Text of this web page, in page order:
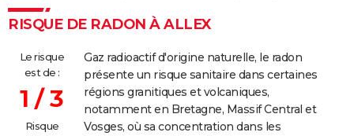
RISQUE DE RADON À ALLEX
Le risque
est de :
1 / 3
Risque
Gaz radioactif d'origine naturelle, le radon
présente un risque sanitaire dans certaines
régions granitiques et volcaniques,
notamment en Bretagne, Massif Central et
Vosges, où sa concentration dans les